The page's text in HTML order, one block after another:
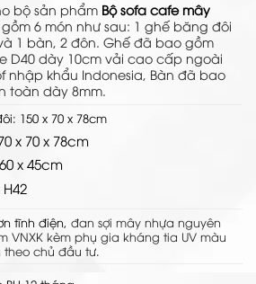
bộ sản phẩm Bộ sofa cafe mây
gồm 6 món như sau: 1 ghế băng đôi
1 bàn, 2 đôn. Ghế đã bao gồm
D40 dày 10cm vải cao cấp ngoài
nhập khẩu Indonesia, Bàn đã bao
toàn dày 8mm.
150 x 70 x 78cm
x 70 x 78cm
x 45cm
tĩnh điện,đansợi mây nhựa nguyên
VNXK kèm phụ gia kháng tia UV màu
theo chủ đầu tư.